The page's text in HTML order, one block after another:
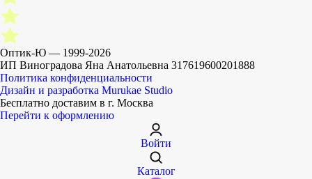
Оптик-Ю — 1999-2026
ИП Виноградова Яна Анатольевна 317619600201888
Политика конфиденциальности
Дизайн и разработка Murukae Studio
Бесплатно доставим в г. Москва
Перейти к оформлению
Войти
Каталог